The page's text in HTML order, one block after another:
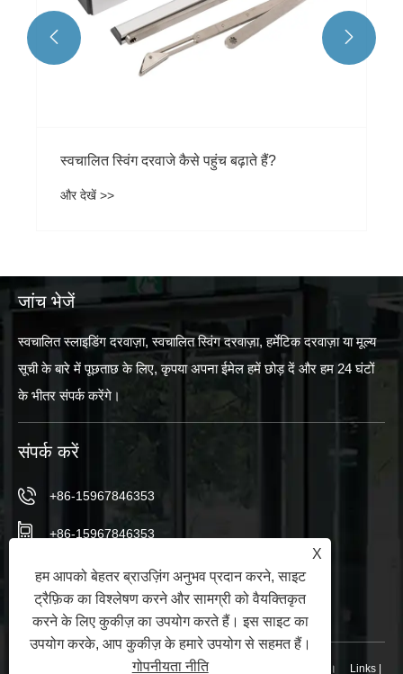
 
जांच भेजें
स्वचालित स्लाइडिंग दरवाज़ा, स्वचालित स्विंग दरवाज़ा, हर्मेटिक दरवाज़ा या मूल्य
सूची के बारे में पूछताछ के लिए, कृपया अपना ईमेल हमें छोड़ दें और हम 24 घंटों
के भीतर संपर्क करेंगे।
संपर्क करें
+86-15967846353
+86-15967846353
info@vezedoors.com
इंडस्ट्री पार्क, हेमुडी टाउन, ऑफिस, चीन में
कॉपीराइट © 2024 निंगबो वीज ऑटोमैटिक डोर कं, लिमिटेड सभी अधिकार सुरक्षित। Links |
X
हम आपको बेहतर ब्राउज़िंग अनुभव प्रदान करने, साइट
ट्रैफ़िक का विश्लेषण करने और सामग्री को वैयक्तिकृत
करने के लिए कुकीज़ का उपयोग करते हैं। इस साइट का
उपयोग करके, आप कुकीज़ के हमारे उपयोग से सहमत हैं।
गोपनीयता नीति